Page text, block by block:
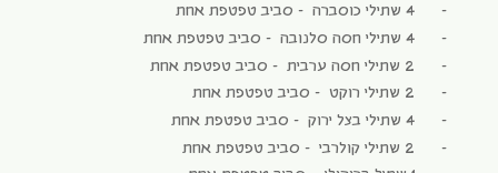
– 4 שתילי כוסברה – סביב טפטפת אחת
– 4 שתילי חסה סלנובה – סביב טפטפת אחת
– 2 שתילי חסה ערבית – סביב טפטפת אחת
– 2 שתילי רוקט – סביב טפטפת אחת
– 4 שתילי בצל ירוק – סביב טפטפת אחת
– 2 שתילי קולרבי – סביב טפטפת אחת